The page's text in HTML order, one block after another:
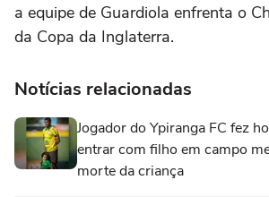
a equipe de Guardiola enfrenta o
da Copa da Inglaterra.
Notícias relacionadas
Jogador do Ypiranga FC fez
entrar com filho em campo
morte da criança